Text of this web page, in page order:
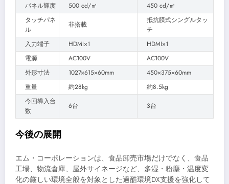
パネル輝度
500 cd/㎡
450 cd/㎡
タッチパネ
ル
非搭載
抵抗膜式シングルタッ
チ
入力端子
HDMI×1
HDMI×1
電源
AC100V
AC100V
外形寸法
1027×615×60mm
450×375×60mm
重量
約28kg
約8.5kg
今回導入台
数
6台 3台
今後の展開
エム・コーポレーションは、食品卸売市場だけでなく、食品
工場、物流倉庫、屋外サイネージなど、多湿・粉塵・温度変
化の厳しい環境全般を対象とした過酷環境DX支援を強化して